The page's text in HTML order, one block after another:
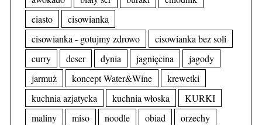
ciasto
cisowianka
cisowianka - gotujmy zdrowo
cisowianka bez soli
curry
deser dynia jagnięcina
jagody
jarmuż
koncept Water&Wine
krewetki
kuchnia azjatycka
kuchnia włoska
KURKI
maliny
miso noodle obiad
orzechy